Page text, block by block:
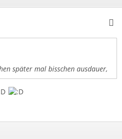
später mal bisschen ausdauer,